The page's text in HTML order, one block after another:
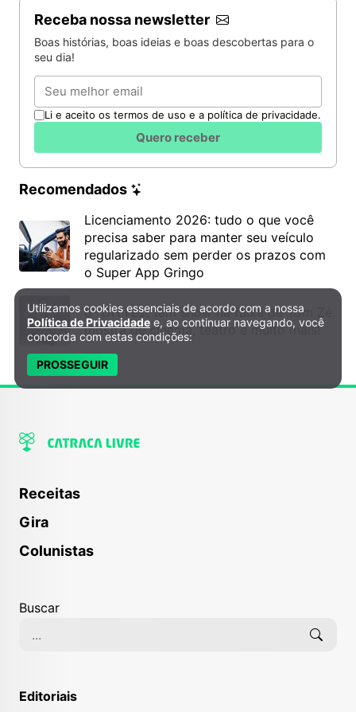
Receba nossa newsletter
Boas histórias, boas ideias e boas descobertas para o
seu dia!
Email
Li e aceito os termos de uso e a política de privacidade.
Quero receber
Recomendados
Licenciamento 2026: tudo o que você
precisa saber para manter seu veículo
regularizado sem perder os prazos com
o Super App Gringo
6º DH Fest tem show na faixa de Tom Zé,
mostra de cinema, teatro e muito mais!
Receitas
Gira
Colunistas
Buscar
Editoriais
Política de Privacidade e Cookies
Utilizamos cookies essenciais de acordo com a nossa
Política de Privacidade e, ao continuar navegando, você
concorda com estas condições:
PROSSEGUIR